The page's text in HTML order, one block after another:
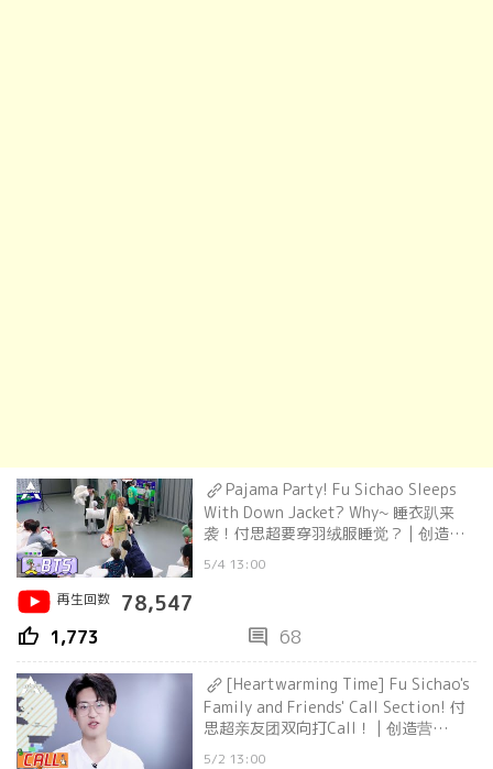
Pajama Party! Fu Sichao Sleeps
With Down Jacket? Why~ 睡衣趴来
袭！付思超要穿羽绒服睡觉？ | 创造营
5/4 13:00
再生回数
78,547
thumb_up 1,773 comment 68
[Heartwarming Time] Fu Sichao's
Family and Friends' Call Section! 付
思超亲友团双向打Call！ | 创造营
5/2 13:00